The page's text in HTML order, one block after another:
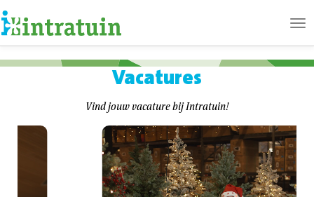
Vacatures
Vind jouw vacature bij Intratuin!